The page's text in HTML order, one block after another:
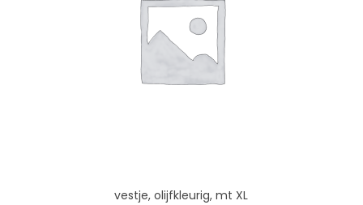
vestje, olijfkleurig, mt XL